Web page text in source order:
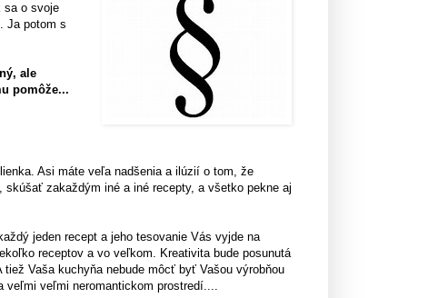
sa o svoje
Ja potom s
ale
pomôže...
Asi máte veľa nadšenia a ilúzií o tom, že
zakaždým iné a iné recepty, a všetko pekne aj
jeden recept a jeho tesovanie Vás vyjde na
receptov a vo veľkom. Kreativita bude posunutá
Vaša kuchyňa nebude môcť byť Vašou výrobňou
veľmi veľmi neromantickom prostredí....